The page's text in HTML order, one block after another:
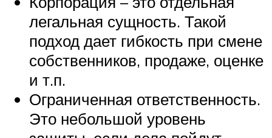
легальная сущность. Такой
подход дает гибкость при смене
собственников, продаже, оценке
и т.п.
Ограниченная ответственность.
Это небольшой уровень